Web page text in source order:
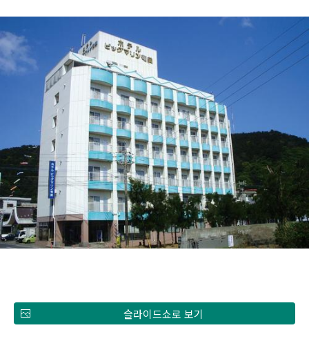
슬라이드쇼로 보기